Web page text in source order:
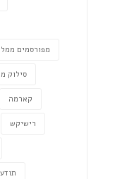
מפורסמים
סילוק
קארמה
רישיקש